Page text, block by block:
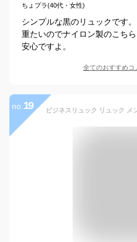
ちょプラ(40代・女性)
シンプルな黒のリュックです
重たいのでナイロン製のこち
安心ですよ。
全てのおすすめコ
no. 19